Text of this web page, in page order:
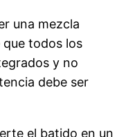
una mezcla
que todos los
y no
debe ser
el batido en un